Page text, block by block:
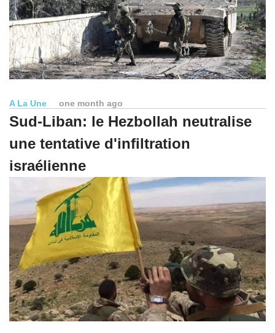
A La Une one month ago
Sud-Liban: le Hezbollah neutralise
une tentative d'infiltration
israélienne